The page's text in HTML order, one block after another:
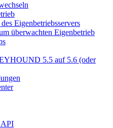
Eigenbetriebsservers
überwachten Eigenbetrieb
5.5 auf 5.6 (oder
API